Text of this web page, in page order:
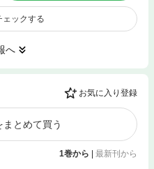
ェックする
へ
お気に入り登録
とめて買う
1巻から | 最新刊から